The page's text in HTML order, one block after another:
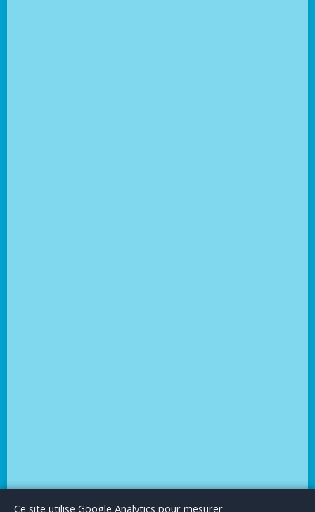
Le BlogPublicité Articles invitésMentions Légales
Ce site utilise Google Analytics pour mesurer